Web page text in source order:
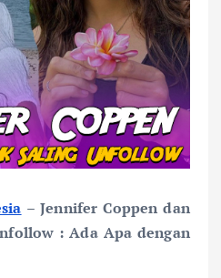
–Jennifer Coppen dan
: Ada Apa dengan